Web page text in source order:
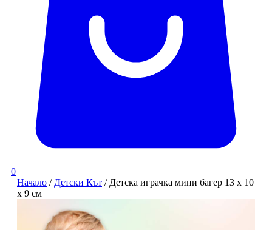
0
Начало / Детски Кът / Детска играчка мини багер 13 х 10
х 9 см